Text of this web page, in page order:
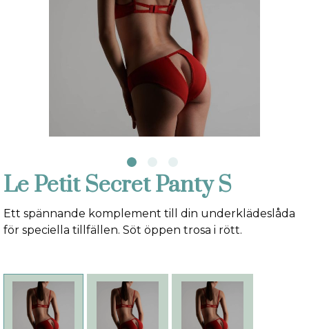
Le Petit Secret Panty S
Ett spännande komplement till din underklädeslåda
för speciella tillfällen. Söt öppen trosa i rött.